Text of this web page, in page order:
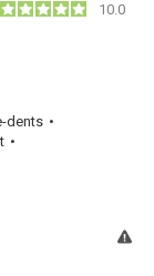
10.0
dents